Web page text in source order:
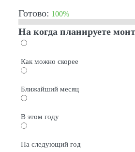
Готово: 100%
На когда планируете
Как можно скорее
Ближайший месяц
В этом году
На следующий год